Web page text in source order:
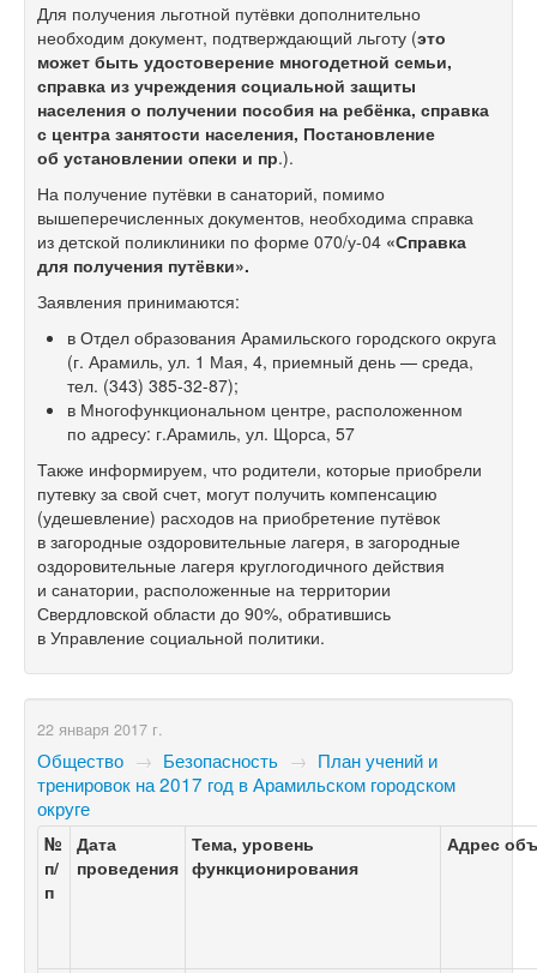
Для получения льготной путёвки дополнительно
необходим документ, подтверждающий льготу (это
может быть удостоверение многодетной семьи,
справка из учреждения социальной защиты
населения о получении пособия на ребёнка, справка
с центра занятости населения, Постановление
об установлении опеки и пр.).
На получение путёвки в санаторий, помимо
вышеперечисленных документов, необходима справка
из детской поликлиники по форме 070/у-04 «Справка
для получения путёвки».
Заявления принимаются:
в Отдел образования Арамильского городского округа
(г. Арамиль, ул. 1 Мая, 4, приемный день — среда,
тел. (343) 385-32-87);
в Многофункциональном центре, расположенном
по адресу: г.Арамиль, ул. Щорса, 57
Также информируем, что родители, которые приобрели
путевку за свой счет, могут получить компенсацию
(удешевление) расходов на приобретение путёвок
в загородные оздоровительные лагеря, в загородные
оздоровительные лагеря круглогодичного действия
и санатории, расположенные на территории
Свердловской области до 90%, обратившись
в Управление социальной политики.
22 января 2017 г.
Общество → Безопасность → План учений и
тренировок на 2017 год в Арамильском городском
округе
№
п/
п
Дата
проведения
Тема, уровень
функционирования
Адрес